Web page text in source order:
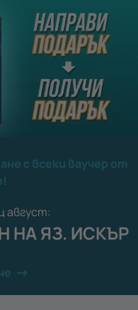
с всеки ваучер от
август:
НА ЯЗ. ИСКЪР